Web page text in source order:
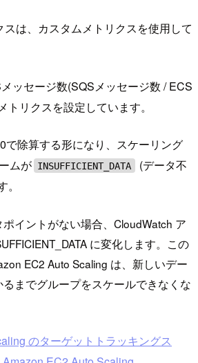
は、カスタムメトリクスを使用して
ッセージ数(SQSメッセージ数 / ECS
トリクスを設定しています。
で除算する形になり、スケーリング
ムが INSUFFICIENT_DATA
(データ不
イントがない場合、CloudWatch ア
に変化します。この
EC2 Auto Scaling は、新しいデー
までグループをスケールできなくな
のターゲットトラッキングス